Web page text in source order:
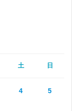
土 日
4 5